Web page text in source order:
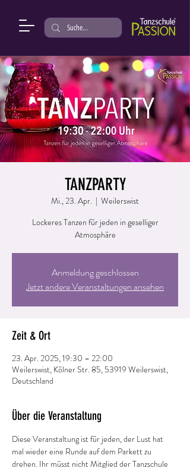
TANZPARTY
Mi., 23. Apr.
  |
Weilerswist
Lockeres Tanzen für jeden in geselliger
Atmosphäre
Anmeldung geschlossen
Jetzt andere Veranstaltungen ansehen
Zeit & Ort
23. Apr. 2025, 19:30 – 22:00
Weilerswist, Kölner Str. 85, 53919 Weilerswist,
Deutschland
Über die Veranstaltung
Diese Veranstaltung ist für jeden, der Lust hat
mal wieder eine Runde auf dem Parkett zu
drehen. Ihr müsst nicht Mitglied der Tanzschule